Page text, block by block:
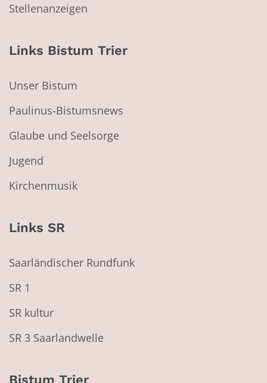
Stellenanzeigen
Links Bistum Trier
Unser Bistum
Paulinus-Bistumsnews
Glaube und Seelsorge
Jugend
Kirchenmusik
Links SR
Saarländischer Rundfunk
SR 1
SR kultur
SR 3 Saarlandwelle
Bistum Trier